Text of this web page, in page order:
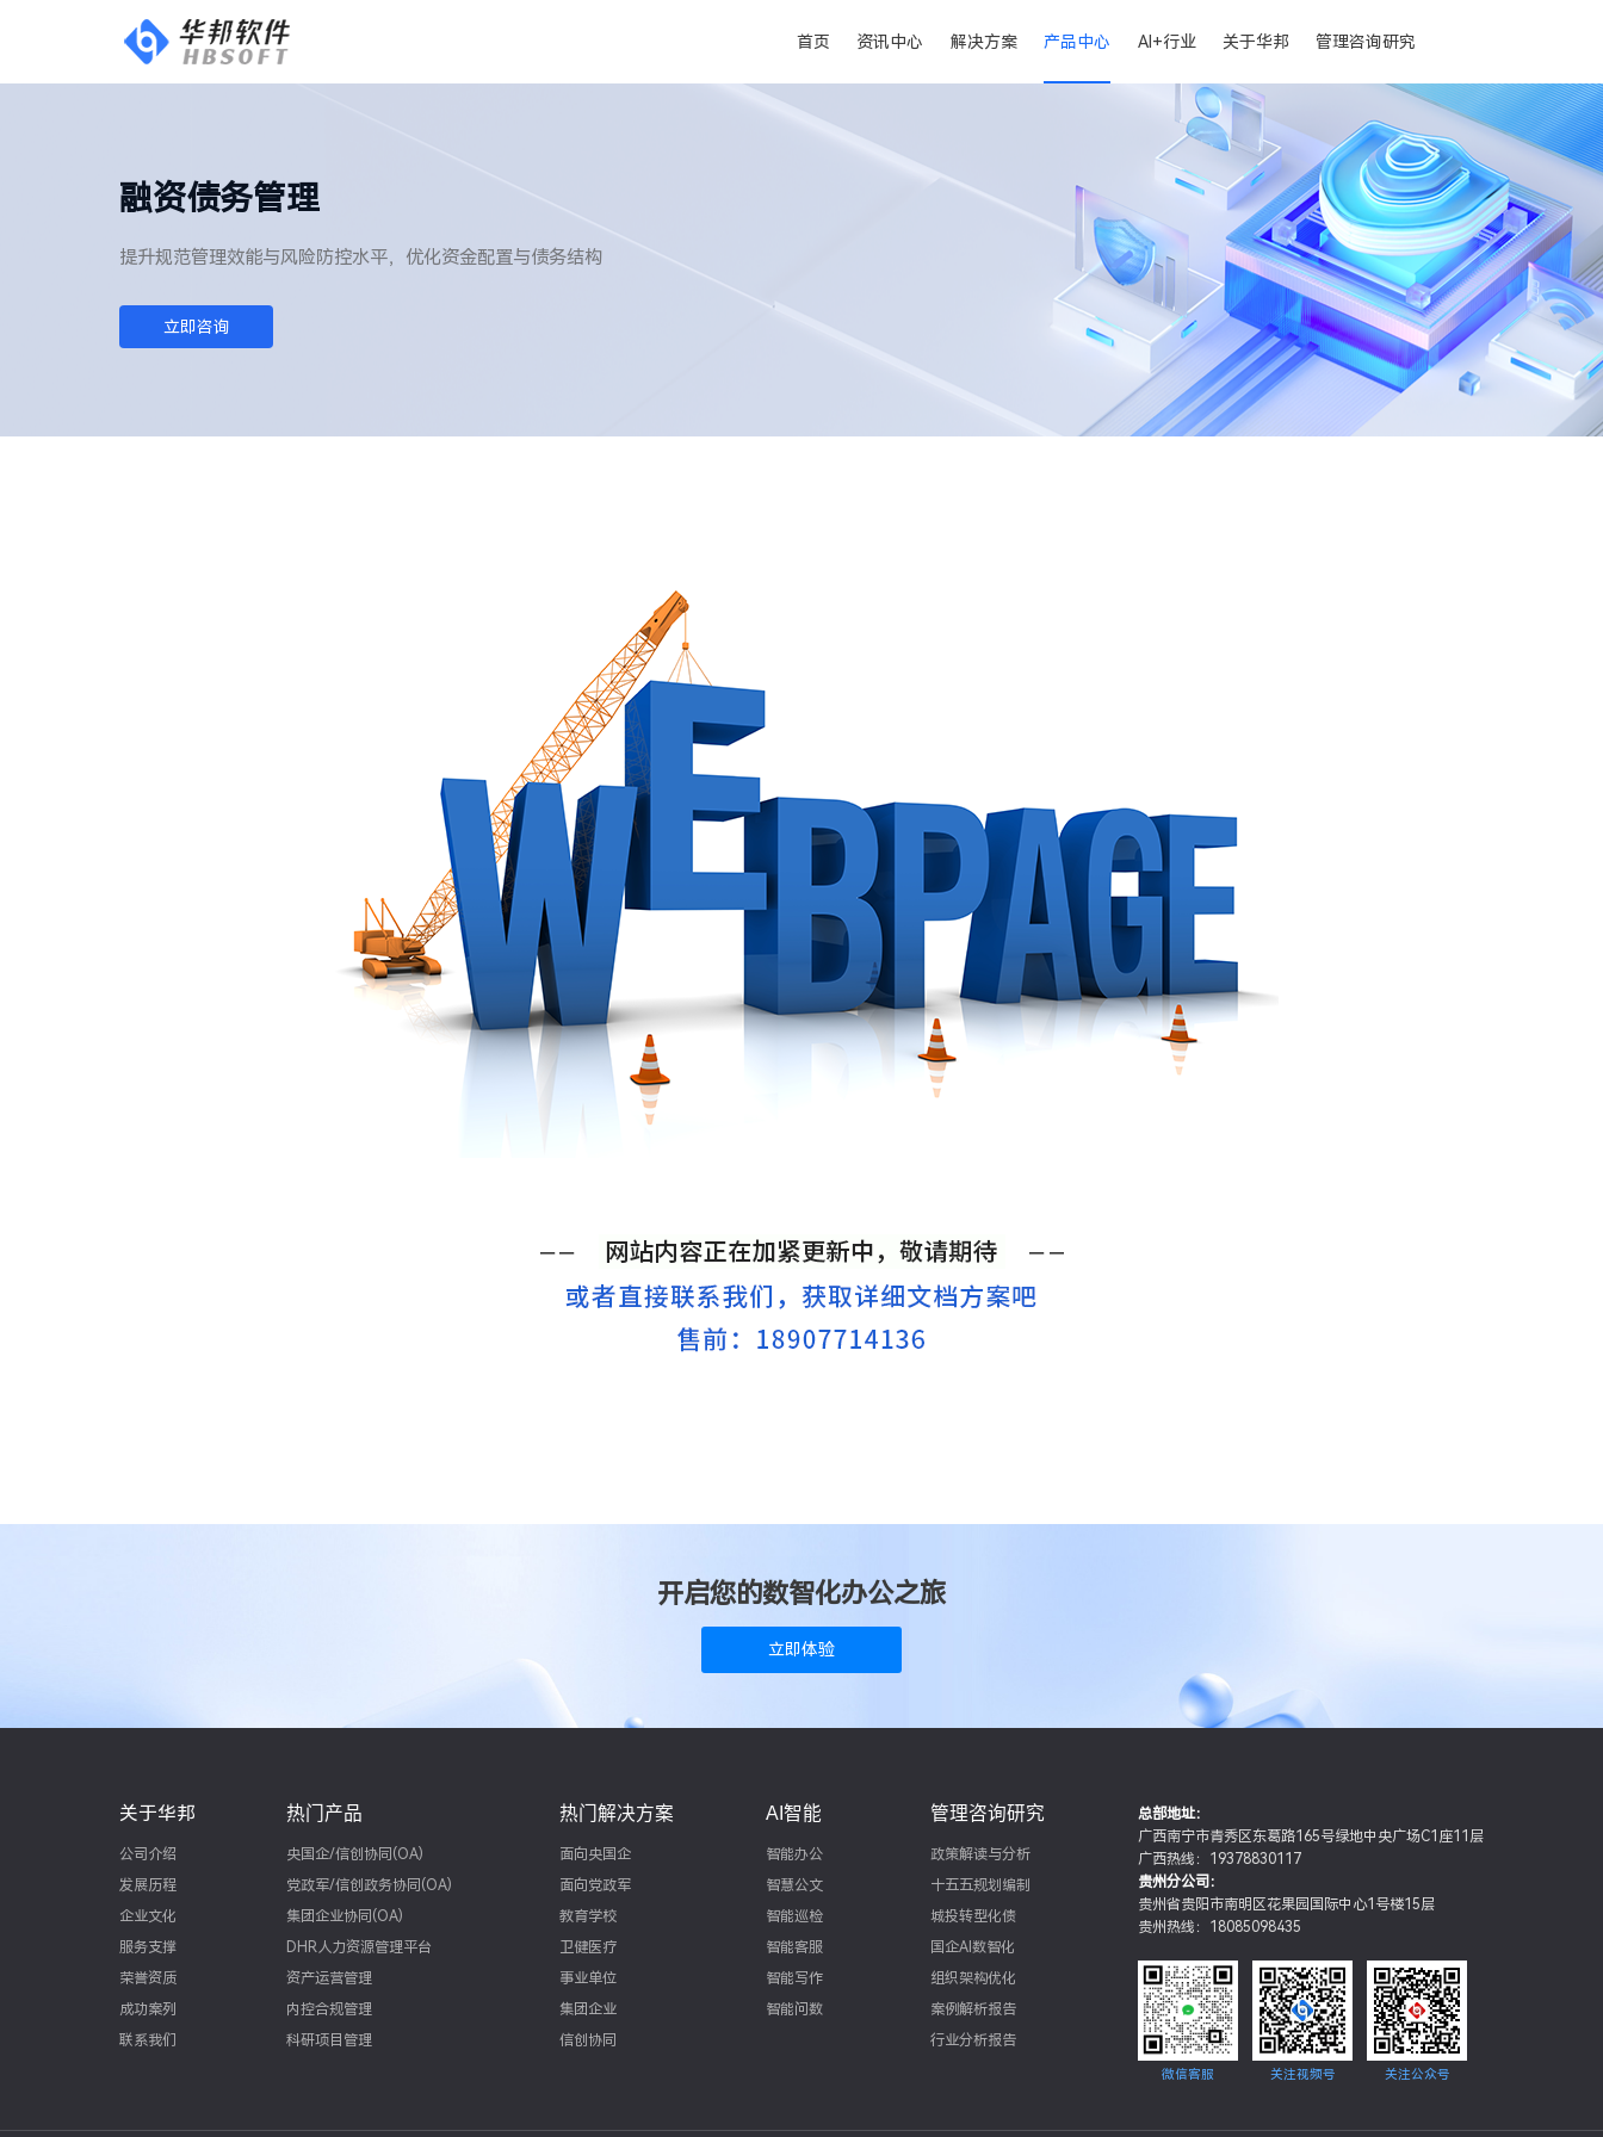
首页 资讯中心 解决方案 产品中心 AI+行业 关于华邦 管理咨询研究
融资债务管理
提升规范管理效能与风险防控水平，优化资金配置与债务结构
立即咨询
开启您的数智化办公之旅
立即体验
关于华邦
公司介绍
发展历程
企业文化
服务支撑
荣誉资质
成功案列
联系我们
热门产品
央国企/信创协同(OA)
党政军/信创政务协同(OA)
集团企业协同(OA)
DHR人力资源管理平台
资产运营管理
内控合规管理
科研项目管理
热门解决方案
面向央国企
面向党政军
教育学校
卫健医疗
事业单位
集团企业
信创协同
AI智能
智能办公
智慧公文
智能巡检
智能客服
智能写作
智能问数
管理咨询研究
政策解读与分析
十五五规划编制
城投转型化债
国企AI数智化
组织架构优化
案例解析报告
行业分析报告
总部地址：
广西南宁市青秀区东葛路165号绿地中央广场C1座11层
广西热线：19378830117
贵州分公司：
贵州省贵阳市南明区花果园国际中心1号楼15层
贵州热线：18085098435
微信客服 关注视频号 关注公众号